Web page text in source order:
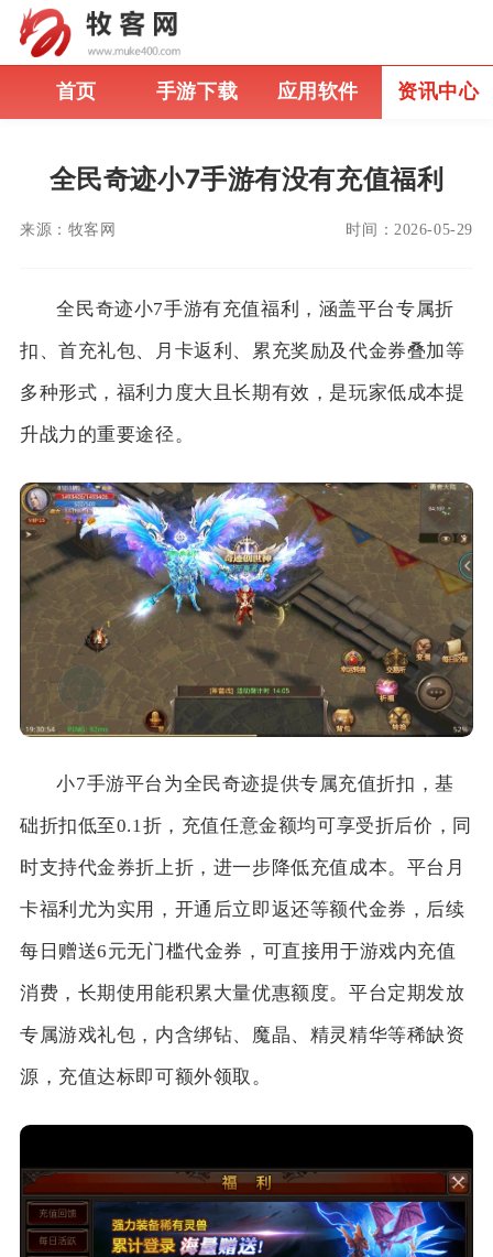
首页 手游下载 应用软件 资讯中心
全民奇迹小7手游有没有充值福利
来源： 牧客网 时间： 2026-05-29
全民奇迹小7手游有充值福利，涵盖平台专属折
扣、首充礼包、月卡返利、累充奖励及代金券叠加等
多种形式，福利力度大且长期有效，是玩家低成本提
升战力的重要途径。
小7手游平台为全民奇迹提供专属充值折扣，基
础折扣低至0.1折，充值任意金额均可享受折后价，同
时支持代金券折上折，进一步降低充值成本。平台月
卡福利尤为实用，开通后立即返还等额代金券，后续
每日赠送6元无门槛代金券，可直接用于游戏内充值
消费，长期使用能积累大量优惠额度。平台定期发放
专属游戏礼包，内含绑钻、魔晶、精灵精华等稀缺资
源，充值达标即可额外领取。